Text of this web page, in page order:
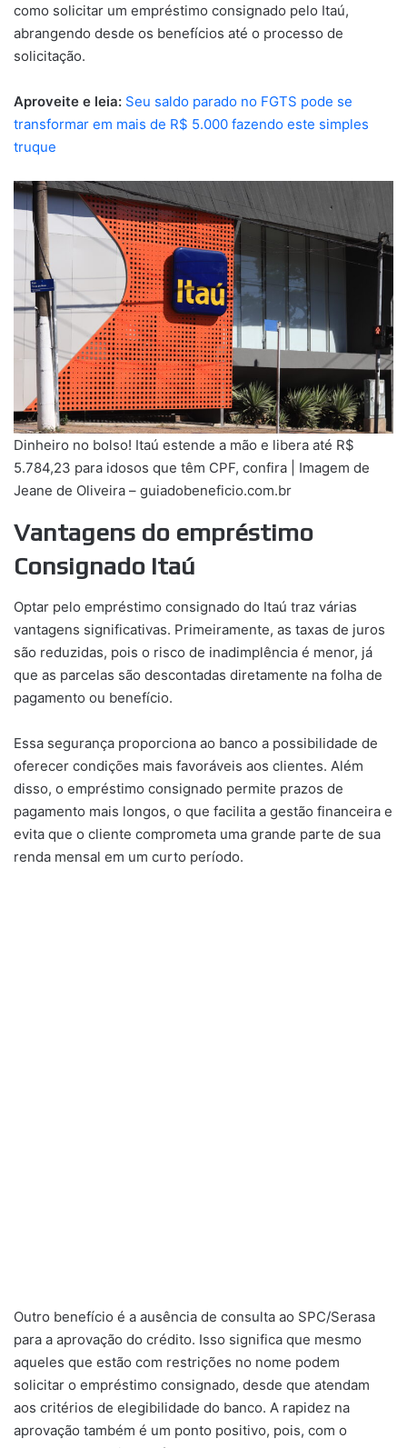
como solicitar um empréstimo consignado pelo Itaú,
abrangendo desde os benefícios até o processo de
solicitação.
Aproveite e leia: Seu saldo parado no FGTS pode se
transformar em mais de R$ 5.000 fazendo este simples
truque
Dinheiro no bolso! Itaú estende a mão e libera até R$
5.784,23 para idosos que têm CPF, confira | Imagem de
Jeane de Oliveira – guiadobeneficio.com.br
Vantagens do empréstimo
Consignado Itaú
Optar pelo empréstimo consignado do Itaú traz várias
vantagens significativas. Primeiramente, as taxas de juros
são reduzidas, pois o risco de inadimplência é menor, já
que as parcelas são descontadas diretamente na folha de
pagamento ou benefício.
Essa segurança proporciona ao banco a possibilidade de
oferecer condições mais favoráveis aos clientes. Além
disso, o empréstimo consignado permite prazos de
pagamento mais longos, o que facilita a gestão financeira e
evita que o cliente comprometa uma grande parte de sua
renda mensal em um curto período.
Outro benefício é a ausência de consulta ao SPC/Serasa
para a aprovação do crédito. Isso significa que mesmo
aqueles que estão com restrições no nome podem
solicitar o empréstimo consignado, desde que atendam
aos critérios de elegibilidade do banco. A rapidez na
aprovação também é um ponto positivo, pois, com o